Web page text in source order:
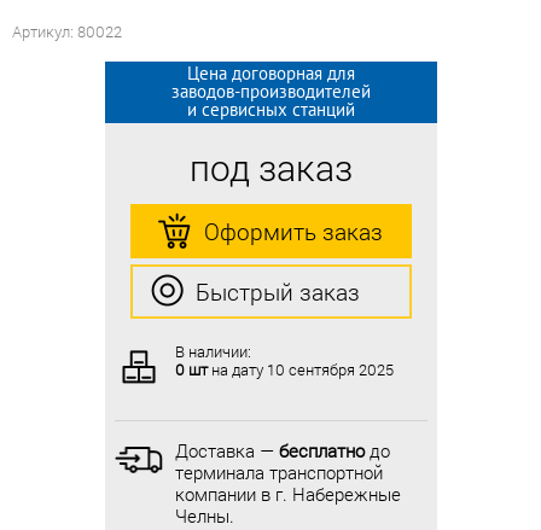
Артикул: 80022
Цена договорная для
заводов-производителей
и сервисных станций
под заказ
Оформить заказ
Быстрый заказ
В наличии:
0 штна дату 10 сентября 2025
Доставка — бесплатнодо
терминала транспортной
компании в г. Набережные
Челны.
Цена договорная для
заводов-производителей
и сервисных станций
под заказ
Оформить заказ
Быстрый заказ
В наличии:
0 штна дату 10 сентября 2025
Доставка — бесплатнодо
терминала транспортной
компании в г. Набережные
Челны.